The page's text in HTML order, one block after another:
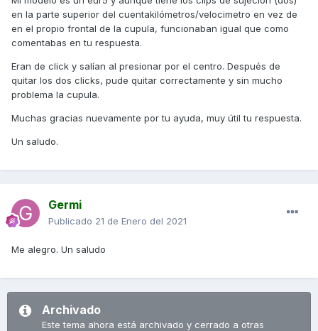
en la parte superior del cuentakilómetros/velocimetro en vez de
en el propio frontal de la cupula, funcionaban igual que como
comentabas en tu respuesta.
Eran de click y salían al presionar por el centro. Después de
quitar los dos clicks, pude quitar correctamente y sin mucho
problema la cupula.
Muchas gracias nuevamente por tu ayuda, muy útil tu respuesta.
Un saludo.
Germi
Publicado 21 de Enero del 2021
Me alegro. Un saludo
Archivado
Este tema ahora está archivado y cerrado a otras